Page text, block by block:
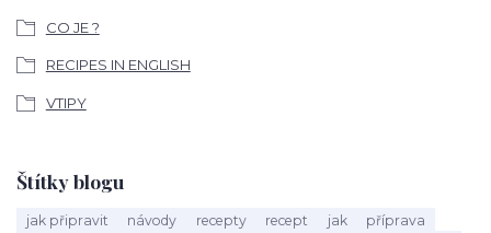
CO JE ?
RECIPES IN ENGLISH
VTIPY
Štítky blogu
jak připravit návody recepty recept jak
příprava